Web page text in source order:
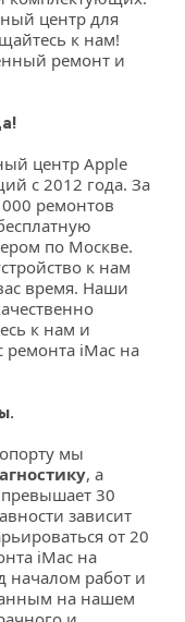
центр для
к нам!
ремонт и
центр Apple
с 2012 года. За
ремонтов
по Москве.
к нам
время. Наши
к нам и
ремонта iMac на
мы
, а
30
зависит
от 20
iMac на
началом работ и
на нашем